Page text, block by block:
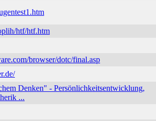
htf/htf.htm
browser/dotc/final.asp
Denken" - Persönlichkeitsentwicklung,
...